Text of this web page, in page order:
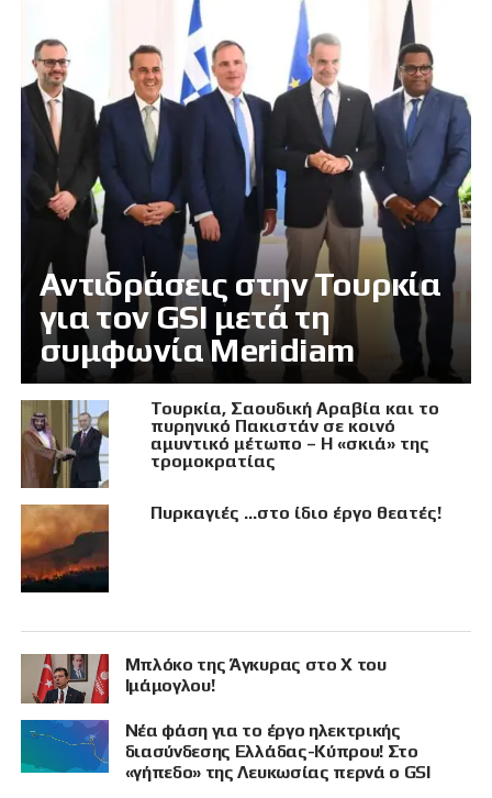
Αντιδράσεις στην Τουρκία
για τον GSI μετά τη
συμφωνία Meridiam
Τουρκία, Σαουδική Αραβία και το
πυρηνικό Πακιστάν σε κοινό
αμυντικό μέτωπο – Η «σκιά» της
τρομοκρατίας
Πυρκαγιές …στο ίδιο έργο θεατές!
Μπλόκο της Άγκυρας στο X του
Ιμάμογλου!
Νέα φάση για το έργο ηλεκτρικής
διασύνδεσης Ελλάδας-Κύπρου! Στο
«γήπεδο» της Λευκωσίας περνά ο GSI